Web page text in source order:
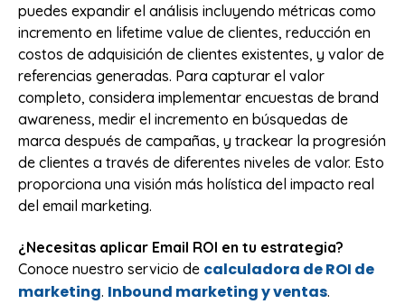
puedes expandir el análisis incluyendo métricas como
incremento en lifetime value de clientes, reducción en
costos de adquisición de clientes existentes, y valor de
referencias generadas. Para capturar el valor
completo, considera implementar encuestas de brand
awareness, medir el incremento en búsquedas de
marca después de campañas, y trackear la progresión
de clientes a través de diferentes niveles de valor. Esto
proporciona una visión más holística del impacto real
del email marketing.
¿Necesitas aplicar Email ROI en tu estrategia?
Conoce nuestro servicio de calculadora de ROI de
marketing. Inbound marketing y ventas.